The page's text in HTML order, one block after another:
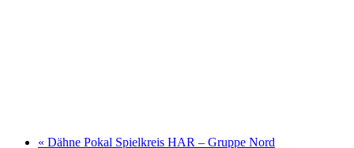
« Dähne Pokal Spielkreis HAR – Gruppe Nord